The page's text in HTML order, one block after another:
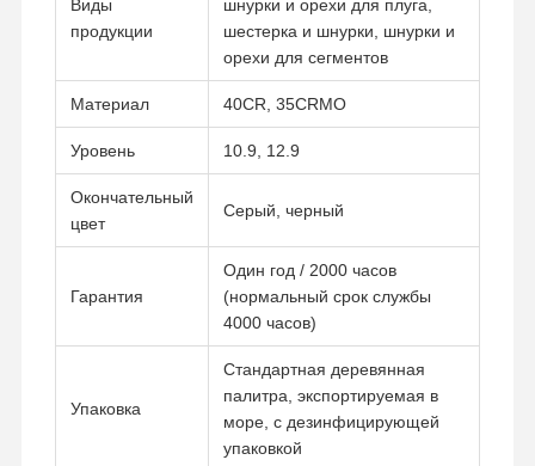
Фабрика
Качества
Все Случаи
Отправить
Запрос
Виды
продукции
шнурки и орехи для плуга,
шестерка и шнурки, шнурки и
орехи для сегментов
Материал 40CR, 35CRMO
Уровень 10.9, 12.9
Окончательный
цвет
Серый, черный
Гарантия
Один год / 2000 часов
(нормальный срок службы
4000 часов)
Упаковка
Стандартная деревянная
палитра, экспортируемая в
море, с дезинфицирующей
упаковкой